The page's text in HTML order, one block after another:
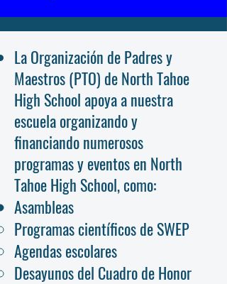
La Organización de Padres y
Maestros (PTO) de North Tahoe
High School apoya a nuestra
escuela organizando y
financiando numerosos
programas y eventos en North
Tahoe High School, como:
Asambleas
Programas científicos de SWEP
Agendas escolares
Desayunos del Cuadro de Honor